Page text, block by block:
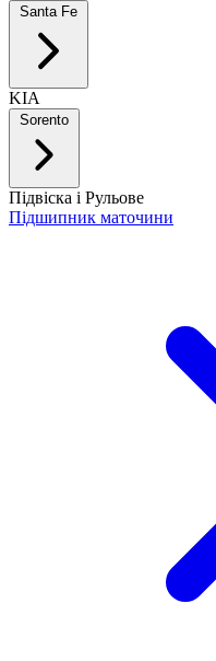
KIA
Підвіска і Рульове
Підшипник маточини